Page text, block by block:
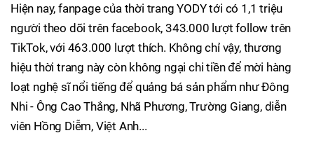
Hiện nay, fanpage của thời trang YODY tới có 1,1 triệu
người theo dõi trên facebook, 343.000 lượt follow trên
TikTok, với 463.000 lượt thích. Không chỉ vậy, thương
hiệu thời trang này còn không ngại chi tiền để mời hàng
loạt nghệ sĩ nổi tiếng để quảng bá sản phẩm như Đông
Nhi - Ông Cao Thắng, Nhã Phương, Trường Giang, diễn
viên Hồng Diễm, Việt Anh...